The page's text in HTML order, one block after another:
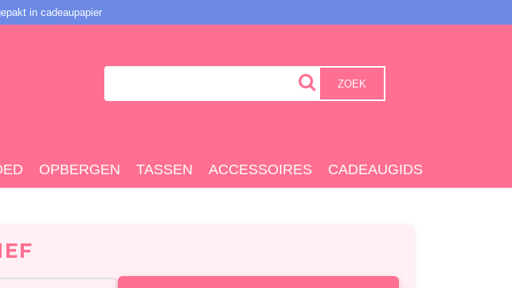
in cadeaupapier
ZOEK
OPBERGEN TASSEN ACCESSOIRES CADEAUGIDS